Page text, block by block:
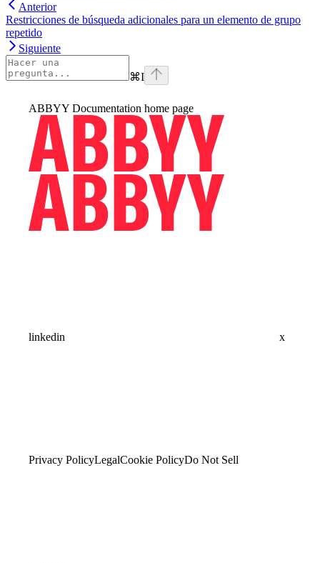
Anterior
Restricciones de búsqueda adicionales para un elemento de grupo
repetido
Siguiente
⌘I
ABBYY Documentation home page
linkedin x
Privacy PolicyLegalCookie PolicyDo Not Sell